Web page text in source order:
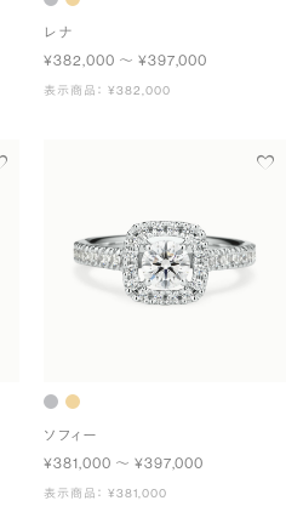
レナ
¥382,000 〜 ¥397,000
表示商品： ¥382,000
ソフィー
¥381,000 〜 ¥397,000
表示商品： ¥381,000